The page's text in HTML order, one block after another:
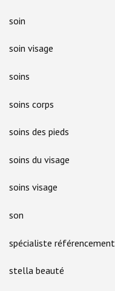
soin
soin visage
soins
soins corps
soins des pieds
soins du visage
soins visage
son
spécialiste référencement
stella beauté